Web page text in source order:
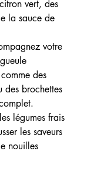
vert, des
la sauce de
votre
des
des brochettes
légumes frais
les saveurs
nouilles